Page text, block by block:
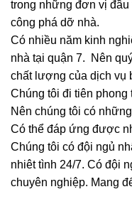
trong những đơn vị
công phá dỡ nhà.
Có nhiều năm kinh
nhà tại quận 7. Nên
chất lượng của dịch vụ
Chúng tôi đi tiên
Nên chúng tôi có
Có thể đáp ứng được
Chúng tôi có đội ngủ
nhiêt tình 24/7. Có đội
chuyên nghiệp. Mang